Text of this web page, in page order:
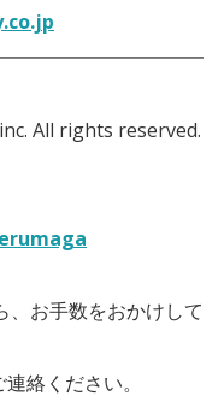
All rights reserved.
お手数をおかけして
連絡ください。